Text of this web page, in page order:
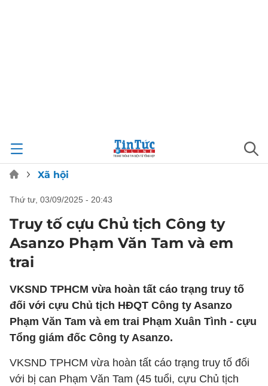
Xã hội
thứ tư, 03/09/2025 - 20:43
Truy tố cựu Chủ tịch Công ty
Asanzo Phạm Văn Tam và em
trai
VKSND TPHCM vừa hoàn tất cáo trạng truy tố
đối với cựu Chủ tịch HĐQT Công ty Asanzo
Phạm Văn Tam và em trai Phạm Xuân Tình - cựu
Tổng giám đốc Công ty Asanzo.
VKSND TPHCM vừa hoàn tất cáo trạng truy tố đối
với bị can Phạm Văn Tam (45 tuổi, cựu Chủ tịch